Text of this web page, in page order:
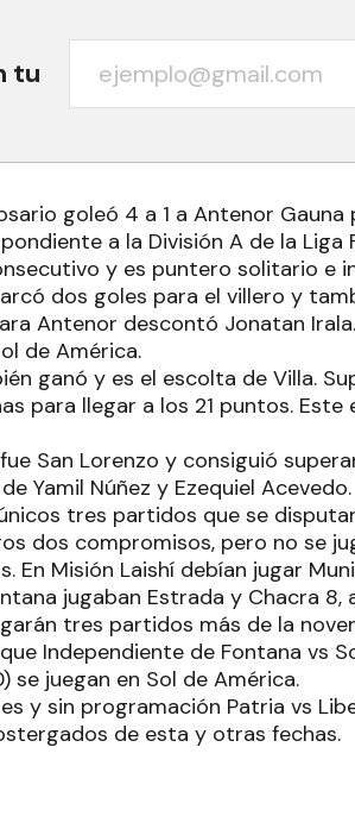
tu
goleó 4 a 1 a Antenor
a la División A de la
y es puntero solitario e
dos goles para el villero y
Antenor descontó Jonatan
de América.
ganó y es el escolta de Villa.
para llegar a los 21 puntos.
San Lorenzo y consiguió
Yamil Núñez y Ezequiel Acevedo.
tres partidos que se
dos compromisos, pero no se
En Misión Laishí debían jugar
jugaban Estrada y Chacra
tres partidos más de la
Independiente de Fontana vs
se juegan en Sol de América.
y sin programación Patria vs
de esta y otras fechas.